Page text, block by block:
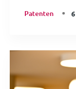
Patenten